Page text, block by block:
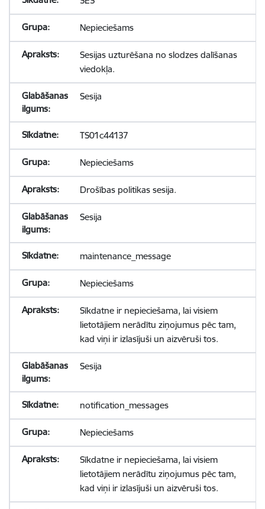
Nepieciešams
Sesijas uzturēšana no slodzes dalīšanas
viedokļa.
Sesija
TS01c44137
Nepieciešams
Drošības politikas sesija.
Sesija
maintenance_message
Nepieciešams
Sīkdatne ir nepieciešama, lai visiem
lietotājiem nerādītu ziņojumus pēc tam,
kad viņi ir izlasījuši un aizvēruši tos.
Sesija
notification_messages
Nepieciešams
Sīkdatne ir nepieciešama, lai visiem
lietotājiem nerādītu ziņojumus pēc tam,
kad viņi ir izlasījuši un aizvēruši tos.